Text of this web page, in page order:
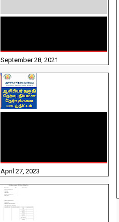
September 28, 2021
April 27, 2023